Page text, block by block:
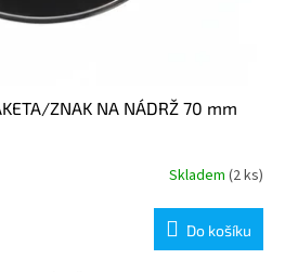
ZNAK NA NÁDRŽ 70 mm
Skladem (2 ks)
Do košíku